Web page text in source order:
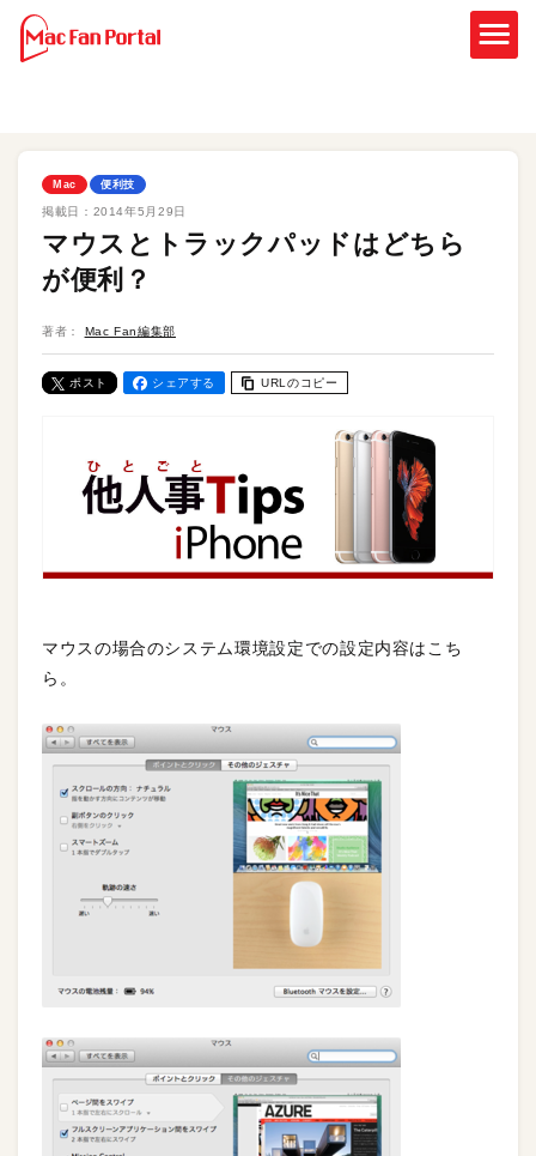
Mac 便利技
掲載日： 2014年5月29日
マウスとトラックパッドはどちら
が便利？
著者： Mac Fan編集部
ポスト シェアする URLのコピー
マウスの場合のシステム環境設定での設定内容はこち
ら。